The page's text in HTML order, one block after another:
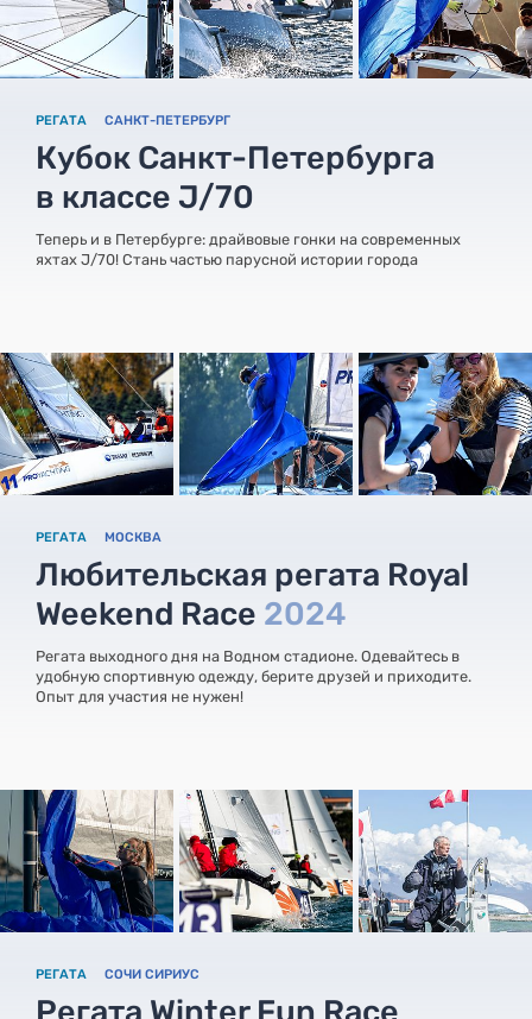
РЕГАТА САНКТ-ПЕТЕРБУРГ
Кубок Санкт-Петербурга
в классе J/70
Теперь и в Петербурге: драйвовые гонки на современных
яхтах J/70! Стань частью парусной истории города
РЕГАТА МОСКВА
Любительская регата Royal
Weekend Race 2024
Регата выходного дня на Водном стадионе. Одевайтесь в
удобную спортивную одежду, берите друзей и приходите.
Опыт для участия не нужен!
РЕГАТА СОЧИ СИРИУС